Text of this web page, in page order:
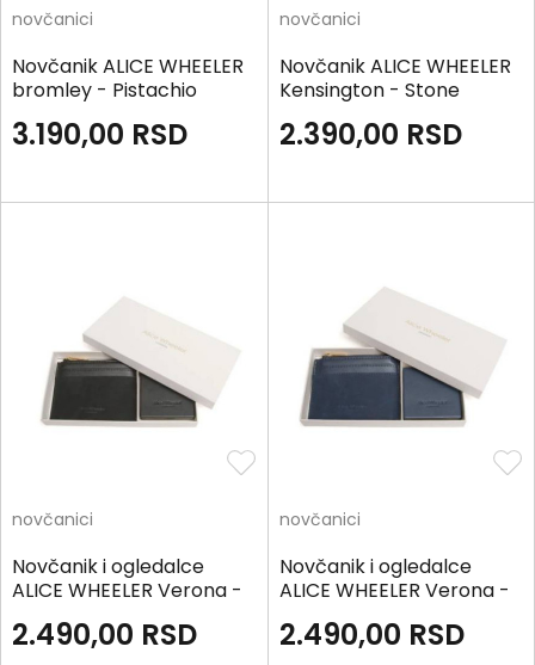
novčanici
Novčanik ALICE WHEELER
bromley - Pistachio
3.190,00 RSD
novčanici
Novčanik ALICE WHEELER
Kensington - Stone
2.390,00 RSD
novčanici
Novčanik i ogledalce
ALICE WHEELER Verona -
2.490,00 RSD
novčanici
Novčanik i ogledalce
ALICE WHEELER Verona -
2.490,00 RSD